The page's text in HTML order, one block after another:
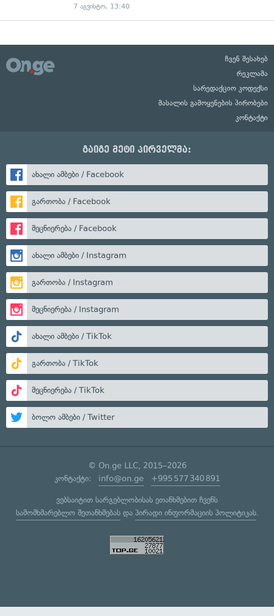
7 აგვისტო, 13:40
ჩვენ შესახებ
რეკლამა
სარედაქციო კოდექსი
მასალის გამოყენების პირობები
კონტაქტი
გაიგე მეტი პირველმა:
ახალი ამბები / Facebook
გართობა / Facebook
მეცნიერება / Facebook
ახალი ამბები / Instagram
გართობა / Instagram
მეცნიერება / Instagram
ახალი ამბები / TikTok
გართობა / TikTok
მეცნიერება / TikTok
ბოლო ამბები / Twitter
© On.ge LLC, 2015–2026
კონტაქტი: info@on.ge +995 577 340 891
ვებსაიტით სარგებლობისას ეთანხმებით ჩვენს
სამომხმარებლო შეთანხმებასდა პირადი ინფორმაციის პოლიტიკას.